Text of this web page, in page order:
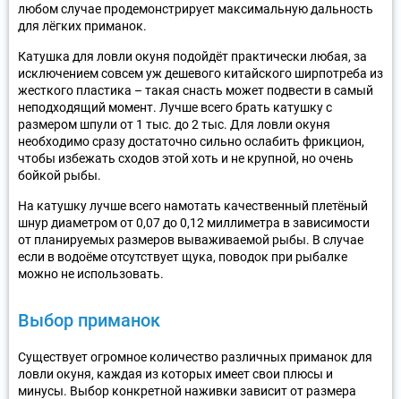
любом случае продемонстрирует максимальную дальность
для лёгких приманок.
Катушка для ловли окуня подойдёт практически любая, за
исключением совсем уж дешевого китайского ширпотреба из
жесткого пластика – такая снасть может подвести в самый
неподходящий момент. Лучше всего брать катушку с
размером шпули от 1 тыс. до 2 тыс. Для ловли окуня
необходимо сразу достаточно сильно ослабить фрикцион,
чтобы избежать сходов этой хоть и не крупной, но очень
бойкой рыбы.
На катушку лучше всего намотать качественный плетёный
шнур диаметром от 0,07 до 0,12 миллиметра в зависимости
от планируемых размеров вываживаемой рыбы. В случае
если в водоёме отсутствует щука, поводок при рыбалке
можно не использовать.
Выбор приманок
Существует огромное количество различных приманок для
ловли окуня, каждая из которых имеет свои плюсы и
минусы. Выбор конкретной наживки зависит от размера